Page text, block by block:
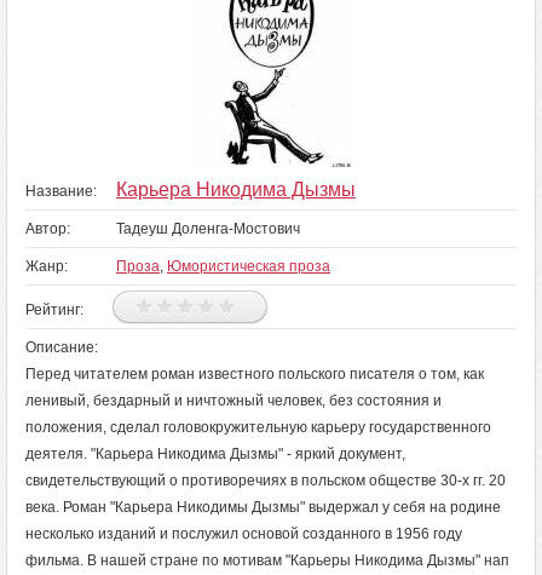
Название: Карьера Никодима Дызмы
Автор: Тадеуш Доленга-Мостович
Жанр: Проза, Юмористическая проза
Рейтинг:
Описание:
Перед читателем роман известного польского писателя о том, как
ленивый, бездарный и ничтожный человек, без состояния и
положения, сделал головокружительную карьеру государственного
деятеля. "Карьера Никодима Дызмы" - яркий документ,
свидетельствующий о противоречиях в польском обществе 30-х гг. 20
века. Роман "Карьера Никодимы Дызмы" выдержал у себя на родине
несколько изданий и послужил основой созданного в 1956 году
фильма. В нашей стране по мотивам "Карьеры Никодима Дызмы" нап